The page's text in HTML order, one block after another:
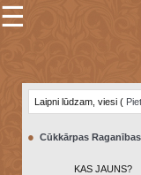
×
☰
Laipni lūdzam, viesi (
● Cūkkārpas
KAS JAUNS?